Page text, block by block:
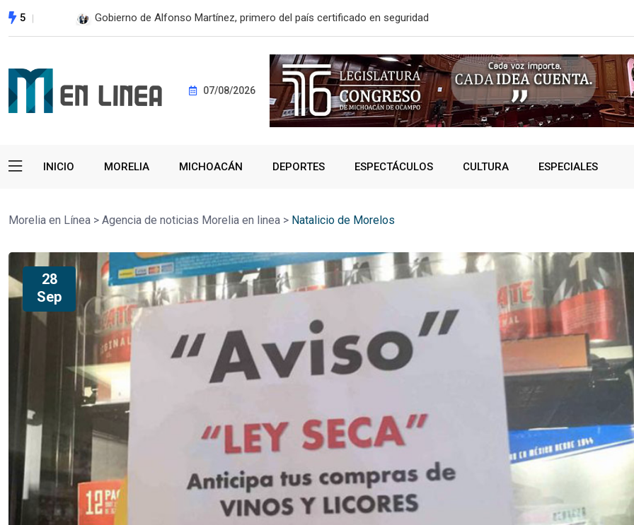
5 En 2do Año de Gobierno, Alfonso Martínez consolidó acceso a A SUMAR
07/08/2026
INICIO MORELIA MICHOACÁN DEPORTES ESPECTÁCULOS CULTURA ESPECIALES
Morelia en Línea > Agencia de noticias Morelia en linea > Natalicio de Morelos
28
Sep